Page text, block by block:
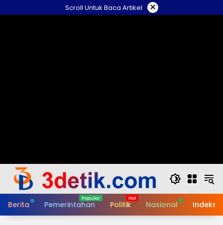
to
Scroll Untuk Baca Artikel ×
Berita Pemerintahan Politik Nasional Indeks